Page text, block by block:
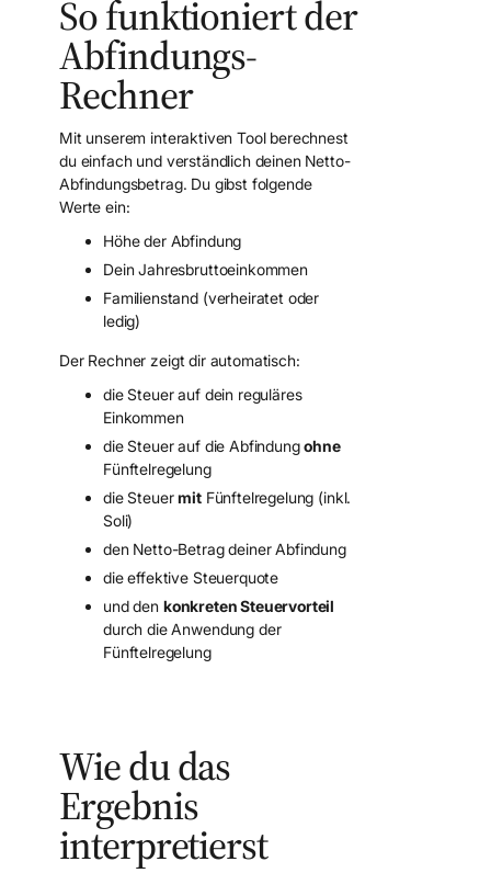
So funktioniert der
Abfindungs-
Rechner
Mit unserem interaktiven Tool berechnest
du einfach und verständlich deinen Netto-
Abfindungsbetrag. Du gibst folgende
Werte ein:
Höhe der Abfindung
Dein Jahresbruttoeinkommen
Familienstand (verheiratet oder
ledig)
Der Rechner zeigt dir automatisch:
die Steuer auf dein reguläres
Einkommen
die Steuer auf die Abfindungohne
Fünftelregelung
die SteuermitFünftelregelung (inkl.
Soli)
den Netto-Betrag deiner Abfindung
die effektive Steuerquote
und den konkreten Steuervorteil
durch die Anwendung der
Fünftelregelung
Wie du das
Ergebnis
interpretierst